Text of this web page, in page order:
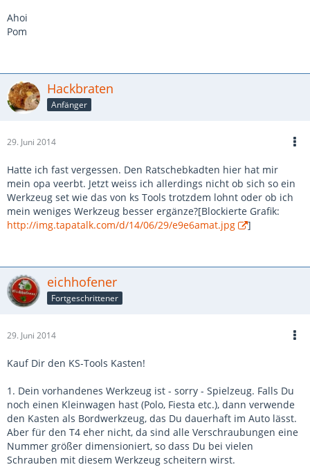
Ahoi
Pom
Hackbraten
Anfänger
29. Juni 2014
Hatte ich fast vergessen. Den Ratschebkadten hier hat mir
mein opa veerbt. Jetzt weiss ich allerdings nicht ob sich so ein
Werkzeug set wie das von ks Tools trotzdem lohnt oder ob ich
mein weniges Werkzeug besser ergänze?[Blockierte Grafik:
http://img.tapatalk.com/d/14/06/29/e9e6amat.jpg
]
eichhofener
Fortgeschrittener
29. Juni 2014
Kauf Dir den KS-Tools Kasten!
1. Dein vorhandenes Werkzeug ist - sorry - Spielzeug. Falls Du
noch einen Kleinwagen hast (Polo, Fiesta etc.), dann verwende
den Kasten als Bordwerkzeug, das Du dauerhaft im Auto lässt.
Aber für den T4 eher nicht, da sind alle Verschraubungen eine
Nummer größer dimensioniert, so dass Du bei vielen
Schrauben mit diesem Werkzeug scheitern wirst.